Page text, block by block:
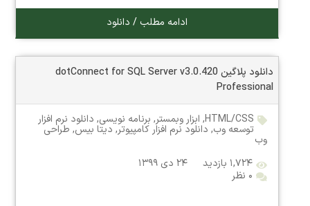
ادامه مطلب / دانلود
دانلود پلاگین dotConnect for SQL Server v3.0.420
Professional
HTML/CSS
, ابزار وبمستر, برنامه نویسی, دانلود نرم افزار
توسعه وب, دانلود نرم افزار کامپیوتر, دیتا بیس, طراحی
وب
۱,۷۲۴ بازدید
۲۴ دی ۱۳۹۹
۰ نظر